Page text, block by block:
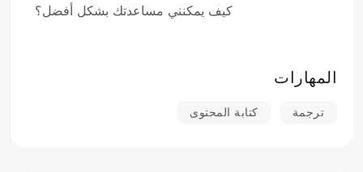
كيف يمكنني مساعدتك بشكل أفضل؟
المهارات
ترجمة كتابة المحتوى